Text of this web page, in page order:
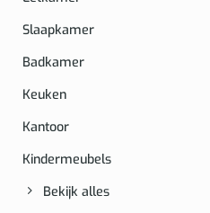
Slaapkamer
Badkamer
Keuken
Kantoor
Kindermeubels
Bekijk alles